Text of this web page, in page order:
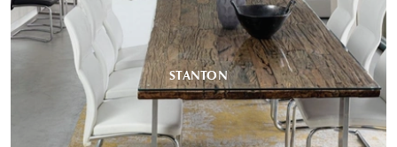
STANTON